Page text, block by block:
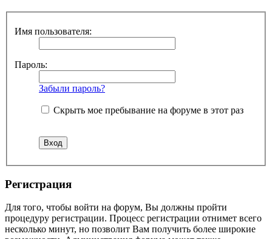
Имя пользователя:
Пароль:
Забыли пароль?
Скрыть мое пребывание на форуме в этот раз
Регистрация
Для того, чтобы войти на форум, Вы должны пройти
процедуру регистрации. Процесс регистрации отнимет всего
несколько минут, но позволит Вам получить более широкие